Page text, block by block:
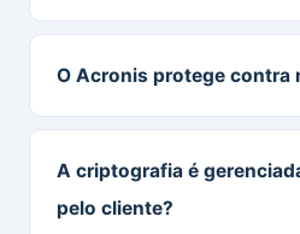
O Acronis protege contra
A criptografia é
pelo cliente?